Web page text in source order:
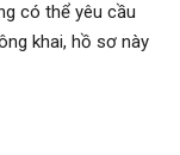
có thể yêu cầu
khai, hồ sơ này